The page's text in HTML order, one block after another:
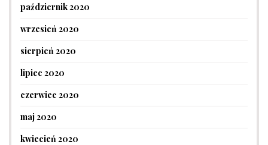
październik 2020
wrzesień 2020
sierpień 2020
lipiec 2020
czerwiec 2020
maj 2020
kwiecień 2020